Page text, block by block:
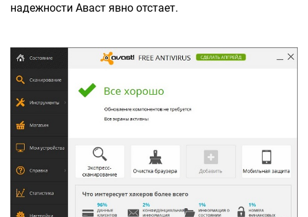
надежности Аваст явно отстает.